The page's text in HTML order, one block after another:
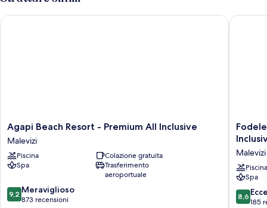
Agapi
Beach
Resort
-
Premium
Inclusive
Malevizi
Agapi Beach Resort - Premium All Inclusive
Malevizi
Piscina
Colazione gratuita
Spa
Trasferimento
aeroportuale
9.2
su
9,2 Meraviglioso
873 recensioni
Agapi Beach Resort - Premium All Inclusive
Fodele
Beach
Water
Park
Holiday
Resort
-
Malevizi
Piscina
Spa
8.6
su
8,6
185
Fodele